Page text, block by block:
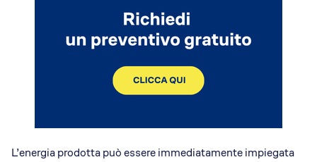
L’energia prodotta può essere immediatamente impiegata